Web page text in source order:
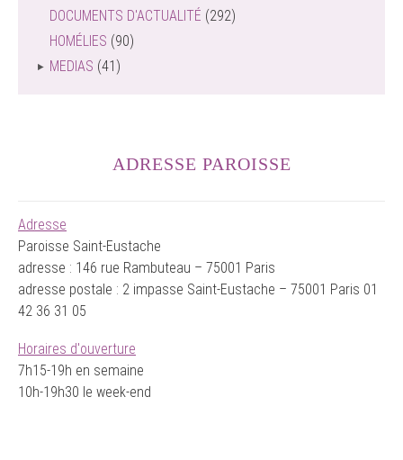
DOCUMENTS D'ACTUALITÉ (292)
HOMÉLIES (90)
MEDIAS (41)
ADRESSE PAROISSE
Adresse
Paroisse Saint-Eustache
adresse : 146 rue Rambuteau – 75001 Paris
adresse postale : 2 impasse Saint-Eustache – 75001 Paris 01
42 36 31 05
Horaires d'ouverture
7h15-19h en semaine
10h-19h30 le week-end